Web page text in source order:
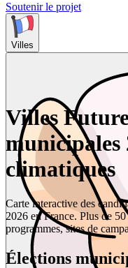
Soutenir le projet
Villes
Villes
municipales
climatiques
Carte interactive des
2026 en France. Plus de
programmes, sites de
Élections